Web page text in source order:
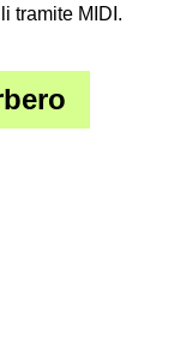
tramite MIDI.